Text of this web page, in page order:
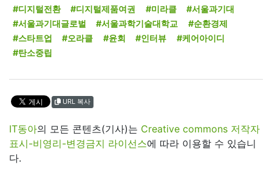
#디지털전환
#디지털제품여권 #미라클
#서울과기대
#서울과기대글로벌
#서울과학기술대학교
#순환경제
#스타트업
#오라클 #윤회 #인터뷰
#케어아이디
#탄소중립
URL 복사
IT동아의 모든 콘텐츠(기사)는 Creative commons 저작자
표시-비영리-변경금지 라이선스에 따라 이용할 수 있습니
다.